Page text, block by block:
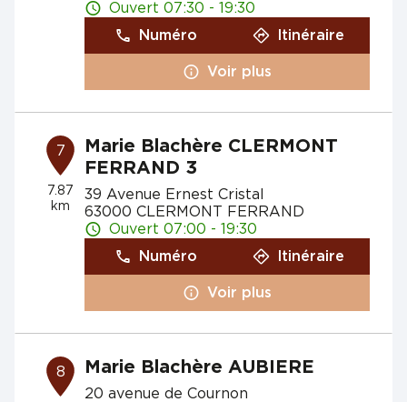
Ouvert 07:30 - 19:30
Numéro
Itinéraire
Voir plus
7
7.87
km
Marie Blachère CLERMONT
FERRAND 3
39 Avenue Ernest Cristal
63000 CLERMONT FERRAND
Ouvert 07:00 - 19:30
Numéro
Itinéraire
Voir plus
8 Marie Blachère AUBIERE
20 avenue de Cournon